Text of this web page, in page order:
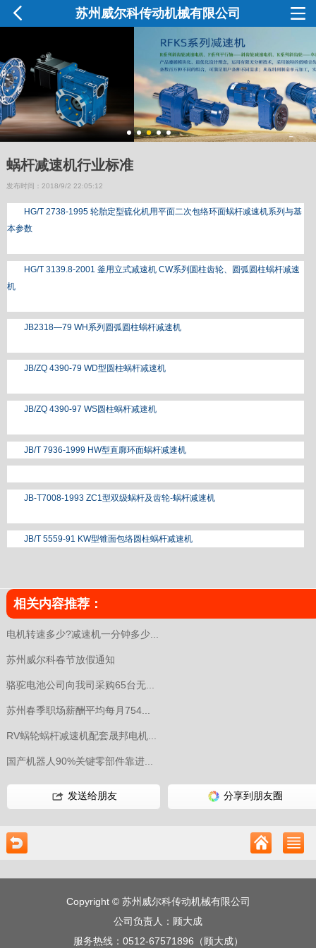
苏州威尔科传动机械有限公司
蜗杆减速机行业标准
发布时间：2018/9/2 22:05:12
HG/T 2738-1995 轮胎定型硫化机用平面二次包络环面蜗杆减速机系列与基
本参数
HG/T 3139.8-2001 釜用立式减速机 CW系列圆柱齿轮、圆弧圆柱蜗杆减速
机
JB2318—79 WH系列圆弧圆柱蜗杆减速机
JB/ZQ 4390-79 WD型圆柱蜗杆减速机
JB/ZQ 4390-97 WS圆柱蜗杆减速机
JB/T 7936-1999 HW型直廓环面蜗杆减速机
JB-T7008-1993 ZC1型双级蜗杆及齿轮-蜗杆减速机
JB/T 5559-91 KW型锥面包络圆柱蜗杆减速机
相关内容推荐：
电机转速多少?减速机一分钟多少...
苏州威尔科春节放假通知
骆驼电池公司向我司采购65台无...
苏州春季职场薪酬平均每月754...
RV蜗轮蜗杆减速机配套晟邦电机...
国产机器人90%关键零部件靠进...
发送给朋友 分享到朋友圈
Copyright © 苏州威尔科传动机械有限公司
公司负责人：顾大成
服务热线： 0512-67571896（顾大成）